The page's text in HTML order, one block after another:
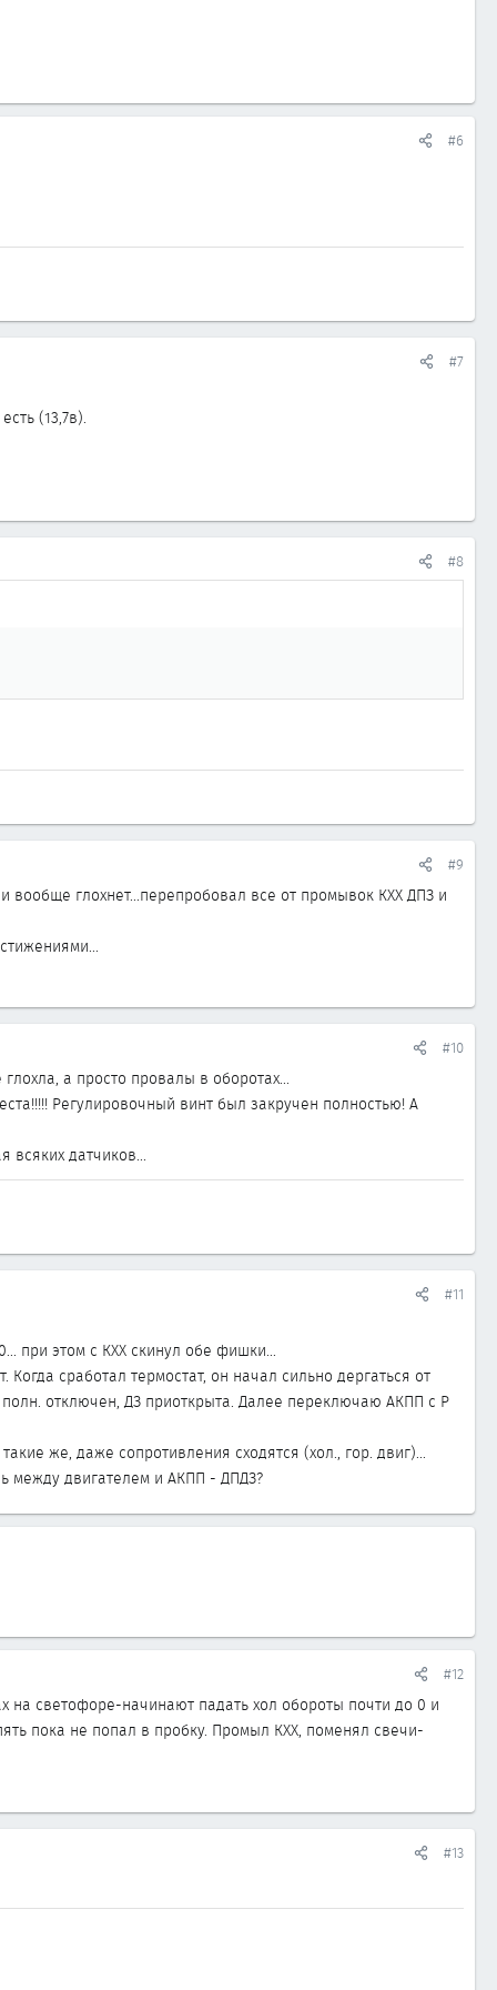
#6
#7
(13,7в).
#8
#9
глохнет...перепробовал все от промывок КХХ ДПЗ и
#10
а просто провалы в оборотах...
Регулировочный винт был закручен полностью! А
всяких датчиков...
#11
при этом с КХХ скинул обе фишки...
сработал термостат, он начал сильно дергаться от
отключен, ДЗ приоткрыта. Далее переключаю АКПП с Р
же, даже сопротивления сходятся (хол., гор. двиг)...
между двигателем и АКПП - ДПДЗ?
#12
на светофоре-начинают падать хол обороты почти до 0 и
пока не попал в пробку. Промыл КХХ, поменял свечи-
#13